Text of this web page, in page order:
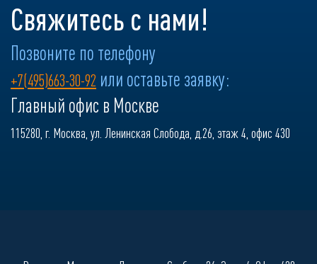
Свяжитесь с нами!
Позвоните по телефону
+7(495)663-30-92 или оставьте заявку:
Главный офис в Москве
115280, г. Москва, ул. Ленинская Слобода, д.26, этаж 4, офис 430